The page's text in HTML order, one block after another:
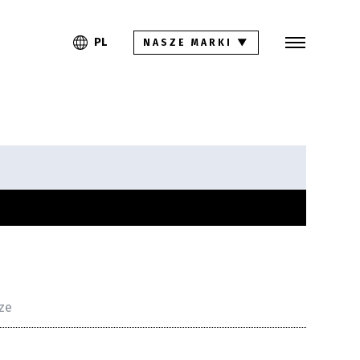
PL
PL NASZE MARKI ▼
Gdzie kupić
Pliki do pobrania